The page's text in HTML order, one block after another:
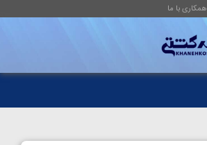
همکاری با ما